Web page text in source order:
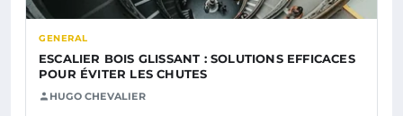
GENERAL
ESCALIER BOIS GLISSANT : SOLUTIONS EFFICACES
POUR ÉVITER LES CHUTES
HUGO CHEVALIER